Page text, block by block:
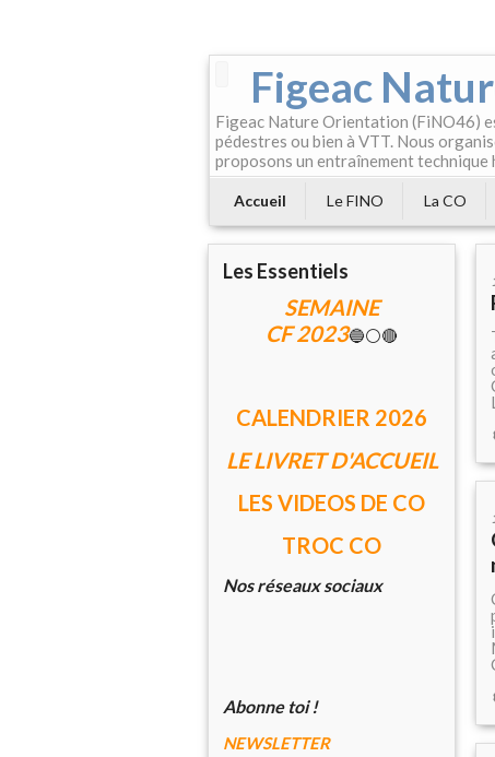
Figeac
Figeac Nature Orientation (FiNO46)
pédestres ou bien à VTT. Nous
proposons un entraînement
Accueil Le FINO La CO
Les Essentiels
SEMAINE
CF 2023🔵⚪🔴
CALENDRIER 2026
LE LIVRET D'ACCUEIL
LES VIDEOS DE CO
TROC CO
Nos réseaux sociaux
Abonne toi !
NEWSLETTER